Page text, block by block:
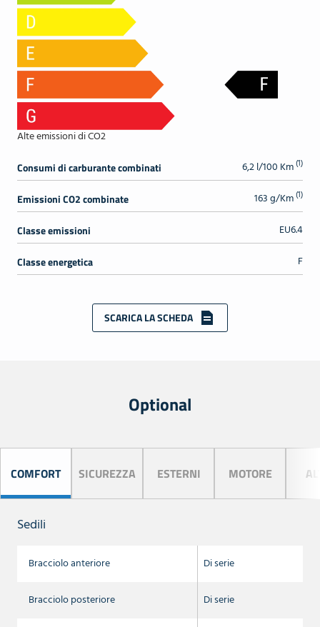
Consumi di carburante combinati 6,2 l/100 Km(1)
Emissioni CO2 combinate 163 g/Km(1)
Classe emissioni EU6.4
Classe energetica F
Alte emissioni di CO2
SCARICA LA SCHEDA
Optional
COMFORT SICUREZZA ESTERNI MOTORE
Sedili
Bracciolo anteriore Di serie
Bracciolo posteriore Di serie